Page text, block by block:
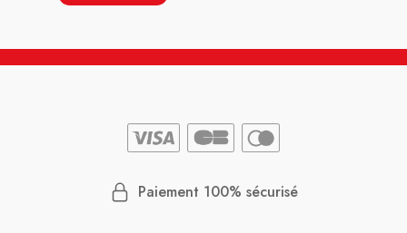
Paiement 100% sécurisé